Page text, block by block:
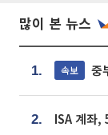
많이 본 뉴스
1. 속보 중
2. ISA 계좌,